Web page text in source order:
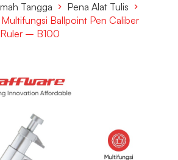
Tangga
Pena Alat Tulis
Ballpoint Pen Caliber
– B100